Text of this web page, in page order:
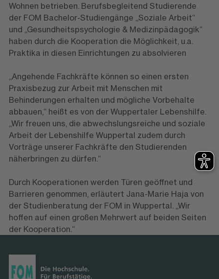
Wohnen betrieben. Berufsbegleitend Studierende
der FOM Bachelor-Studiengänge „Soziale Arbeit“
und „Gesundheitspsychologie & Medizinpädagogik“
haben durch die Kooperation die Möglichkeit, u.a.
Praktika in diesen Einrichtungen zu absolvieren
„Angehende Fachkräfte können so einen ersten
Praxisbezug zur Arbeit mit Menschen mit
Behinderungen erhalten und mögliche Vorbehalte
abbauen,“ heißt es von der Wuppertaler Lebenshilfe.
„Wir freuen uns, die abwechslungsreiche und soziale
Arbeit der Lebenshilfe Wuppertal zudem durch
Vorträge unserer Fachkräfte den Studierenden
näherbringen zu dürfen.“
Durch Kooperationen werden Türen geöffnet und
Barrieren genommen, erläutert Jana-Marie Haja von
der Studienberatung der FOM in Wuppertal. „Wir
hoffen auf einen großen Mehrwert auf beiden Seiten
der Kooperation.“